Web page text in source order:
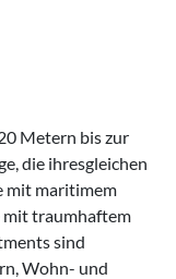
Metern bis zur
die ihresgleichen
mit maritimem
mit traumhaftem
sind
Wohn- und